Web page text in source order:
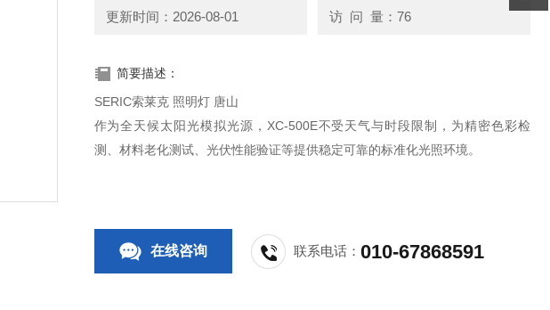
更新时间：2026-08-01 访 问 量：76
简要描述：
SERIC索莱克 照明灯 唐山
作为全天候太阳光模拟光源，XC-500E不受天气与时段限制，为精密色彩检
测、材料老化测试、光伏性能验证等提供稳定可靠的标准化光照环境。
在线咨询 联系电话：010-67868591